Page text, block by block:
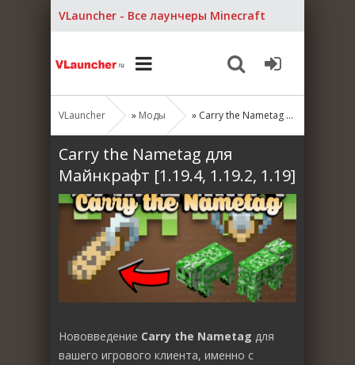
VLauncher - Все лаунчеры Minecraft
VLauncher » Моды » Carry the Nametag для Майнкрафт [1.19.4, 1.19.2, 1.19]
Carry the Nametag для
Майнкрафт [1.19.4, 1.19.2, 1.19]
Нововведение Carry the Nametag для
вашего игрового клиента, именно с